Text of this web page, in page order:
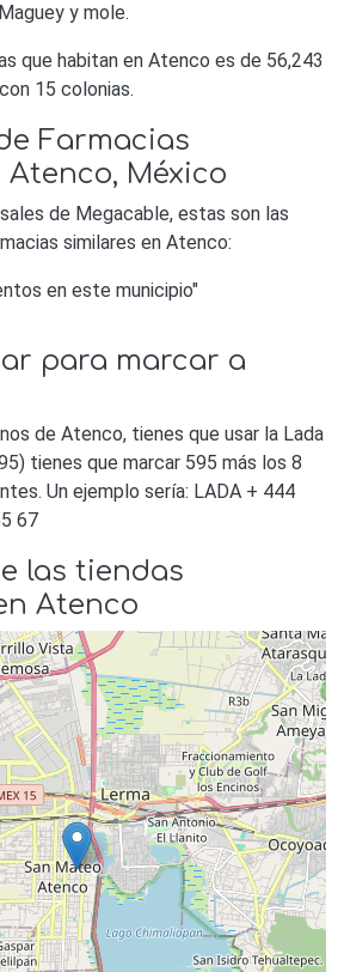
y mole.
que habitan en Atenco es de 56,243
15 colonias.
Farmacias
Atenco, México
de Megacable, estas son las
similares en Atenco:
en este municipio"
para marcar a
de Atenco, tienes que usar la Lada
tienes que marcar 595 más los 8
Un ejemplo sería: LADA + 444
67
las tiendas
Atenco